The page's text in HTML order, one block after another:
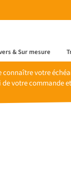
& Sur mesure
votre
votre commande